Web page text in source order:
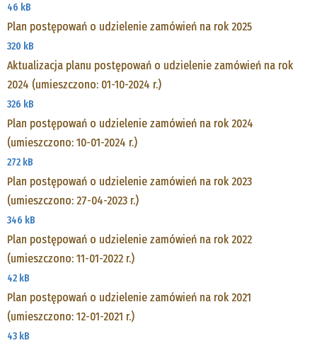
46 kB
Plan postępowań o udzielenie zamówień na rok 2025
320 kB
Aktualizacja planu postępowań o udzielenie zamówień na rok
2024 (umieszczono: 01-10-2024 r.)
326 kB
Plan postępowań o udzielenie zamówień na rok 2024
(umieszczono: 10-01-2024 r.)
272 kB
Plan postępowań o udzielenie zamówień na rok 2023
(umieszczono: 27-04-2023 r.)
346 kB
Plan postępowań o udzielenie zamówień na rok 2022
(umieszczono: 11-01-2022 r.)
42 kB
Plan postępowań o udzielenie zamówień na rok 2021
(umieszczono: 12-01-2021 r.)
43 kB